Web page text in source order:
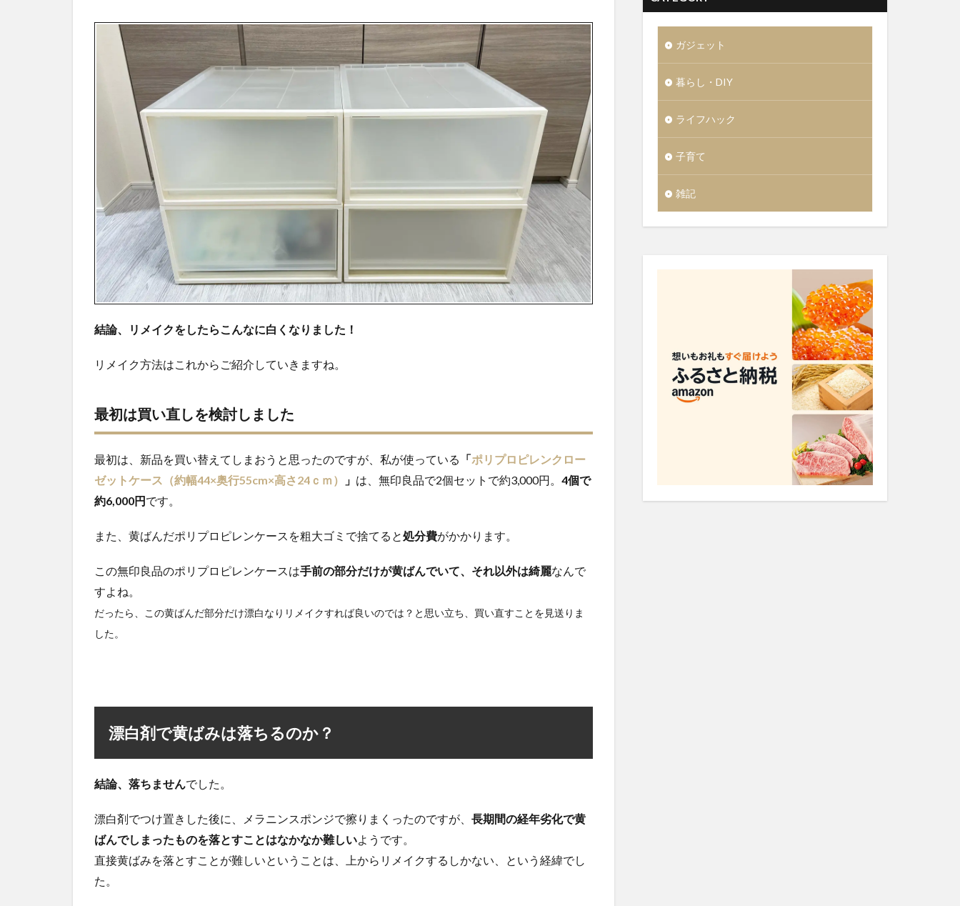
良
3.1
100
均の
マス
キン
グテ
ープ
まと
イク
は数
百円
で出
来
る！
結論、リメイクをしたらこんなに白くなりました！
リメイク方法はこれからご紹介していきますね。
最初は買い直しを検討しました
最初は、新品を買い替えてしまおうと思ったのですが、私が使っている 「ポリプロピレンクロー
ゼットケース（約幅44×奥行55cm×高さ24ｃｍ）
」 は、無印良品で2個セットで約3,000円。 4個で
約6,000円 です。
また、黄ばんだポリプロピレンケースを粗大ゴミで捨てると処分費がかかります。
この無印良品のポリプロピレンケースは手前の部分だけが黄ばんでいて、それ以外は綺麗なんで
すよね。
だったら、この黄ばんだ部分だけ漂白なりリメイクすれば良いのでは？と思い立ち、買い直すことを見送りま
した。
漂白剤で黄ばみは落ちるのか？
結論、落ちませんでした。
漂白剤でつけ置きした後に、メラニンスポンジで擦りまくったのですが、 長期間の経年劣化で黄
ばんでしまったものを落とすことはなかなか難しいようです。
直接黄ばみを落とすことが難しいということは、上からリメイクするしかない、という経緯でし
た。
ガジェット
暮らし・DIY
ライフハック
子育て
雑記